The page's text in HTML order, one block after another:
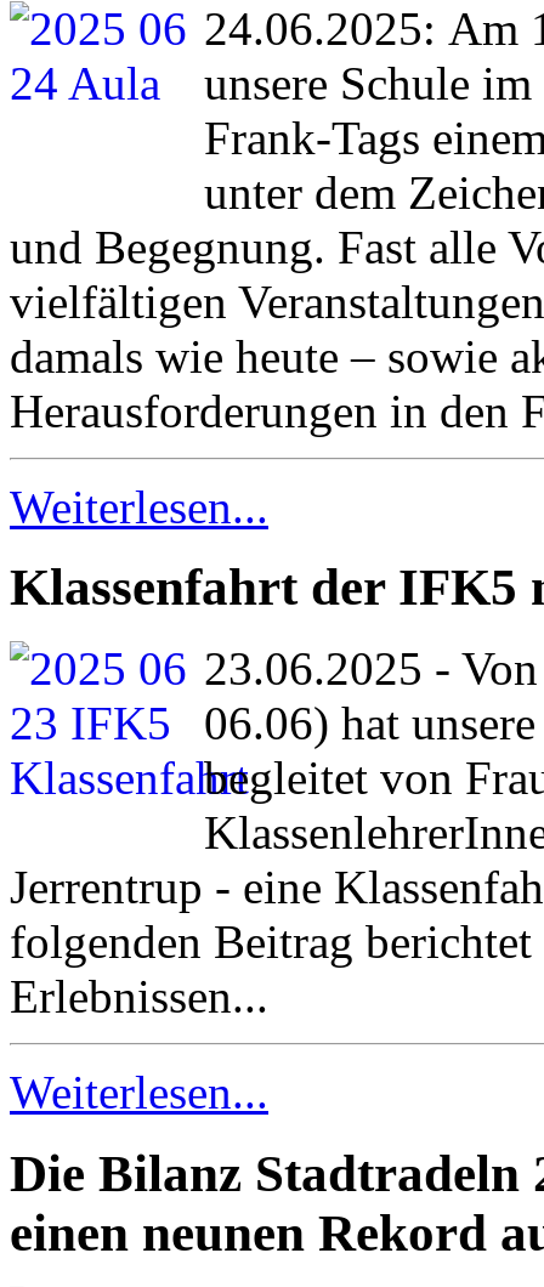
24.06.2025: Am
unsere Schule
Frank-Tags
unter dem
und Begegnung. Fast alle
vielfältigen
damals wie heute – sowie
Herausforderungen in den
Weiterlesen...
Klassenfahrt der IFK5
23.06.2025 -
06.06) hat
begleitet von
Jerrentrup - eine
folgenden Beitrag
Erlebnissen...
Weiterlesen...
Die Bilanz Stadtradeln
einen neunen Rekord